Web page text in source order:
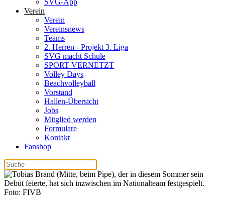
SVG-App
Verein
Verein
Vereinsnews
Teams
2. Herren - Projekt 3. Liga
SVG macht Schule
SPORT VERNETZT
Volley Days
Beachvolleyball
Vorstand
Hallen-Übersicht
Jobs
Mitglied werden
Formulare
Kontakt
Fanshop